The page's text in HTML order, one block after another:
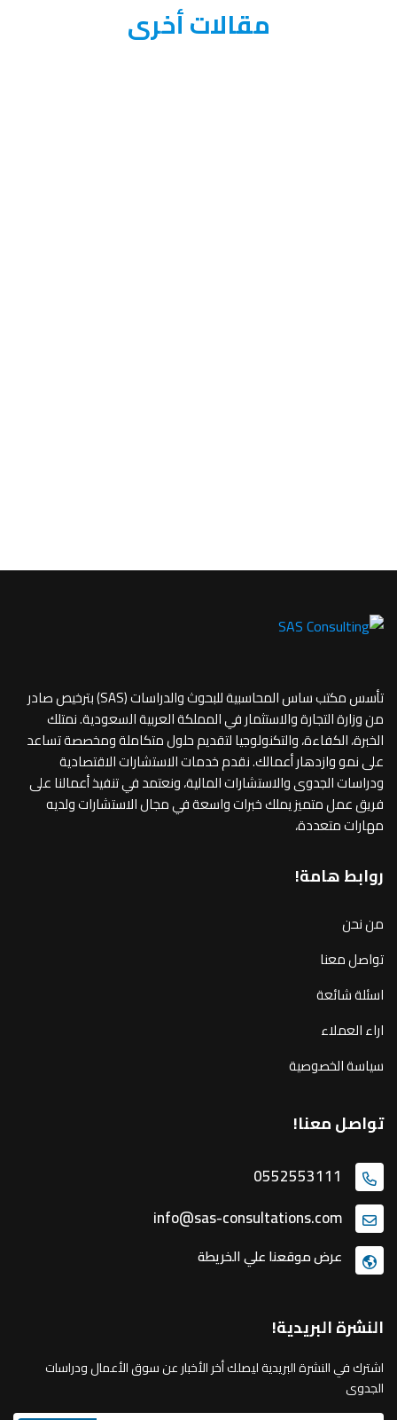
مقالات أخرى
تأسس مكتب ساس المحاسبية للبحوث والدراسات (SAS) بترخيص صادر
من وزارة التجارة والاستثمار في المملكة العربية السعودية. نمتلك
الخبرة، الكفاءة، والتكنولوجيا لتقديم حلول متكاملة ومخصصة تساعد
على نمو وازدهار أعمالك. نقدم خدمات الاستشارات الاقتصادية
ودراسات الجدوى والاستشارات المالية، ونعتمد في تنفيذ أعمالنا على
فريق عمل متميز يملك خبرات واسعة في مجال الاستشارات ولديه
مهارات متعددة،
روابط هامة!
من نحن
تواصل معنا
اسئلة شائعة
اراء العملاء
سياسة الخصوصية
تواصل معنا!
0552553111
info@sas-consultations.com
عرض موقعنا علي الخريطة
النشرة البريدية!
اشترك في النشرة البريدية ليصلك أخر الأخبار عن سوق الأعمال ودراسات
الجدوى